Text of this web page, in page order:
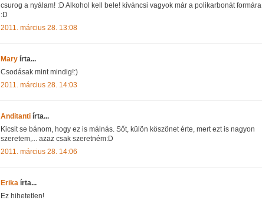
csurog a nyálam! :D Alkohol kell bele! kíváncsi vagyok már a polikarbonát formára
:D
2011. március 28. 13:08
Mary írta...
Csodásak mint mindig!:)
2011. március 28. 14:03
Anditanti írta...
Kicsit se bánom, hogy ez is málnás. Sőt, külön köszönet érte, mert ezt is nagyon
szeretem,... azaz csak szeretném:D
2011. március 28. 14:06
Erika írta...
Ez hihetetlen!